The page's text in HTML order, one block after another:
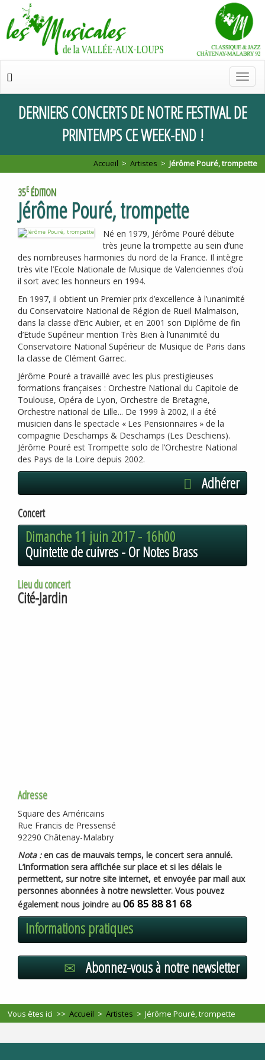
de
DERNIERSCONCERTSDENOTREFESTIVALDE
PRINTEMPSCEWEEK-END !
Accueil >Artistes >Jérôme Pouré, trompette
35E ÉDITION
Jérôme Pouré, trompette
Né en 1979, Jérôme Pouré débute
très jeune la trompette au sein d’une
des nombreuses harmonies du nord de la France. Il intègre
très vite l’Ecole Nationale de Musique de Valenciennes d’où
il sort avec les honneurs en 1994.
En 1997, il obtient un Premier prix d’excellence à l’unanimité
du Conservatoire National de Région de Rueil Malmaison,
dans la classe d’Eric Aubier, et en 2001 son Diplôme de fin
d’Etude Supérieur mention Très Bien à l’unanimité du
Conservatoire National Supérieur de Musique de Paris dans
la classe de Clément Garrec.
Jérôme Pouré a travaillé avec les plus prestigieuses
formations françaises : Orchestre National du Capitole de
Toulouse, Opéra de Lyon, Orchestre de Bretagne,
Orchestre national de Lille... De 1999 à 2002, il a été
musicien dans le spectacle « Les Pensionnaires » de la
compagnie Deschamps & Deschamps (Les Deschiens).
Jérôme Pouré est Trompette solo de l’Orchestre National
des Pays de la Loire depuis 2002.
Adhérer
Concert
Dimanche 11 juin 2017 - 16h00
Quintette de cuivres - Or Notes Brass
Lieu du concert
Cité-Jardin
Adresse
Square des Américains
Rue Francis de Pressensé
92290 Châtenay-Malabry
Nota :en cas de mauvais temps, le concert sera annulé.
L’information sera affichée sur place et si les délais le
permettent, sur notre site internet, et envoyée par mail aux
personnes abonnées à notre newsletter. Vous pouvez
également nous joindre au 06 85 88 81 68
Informations pratiques
Abonnez-vous à notre newsletter
Vous êtes ici >>Accueil >Artistes >Jérôme Pouré, trompette